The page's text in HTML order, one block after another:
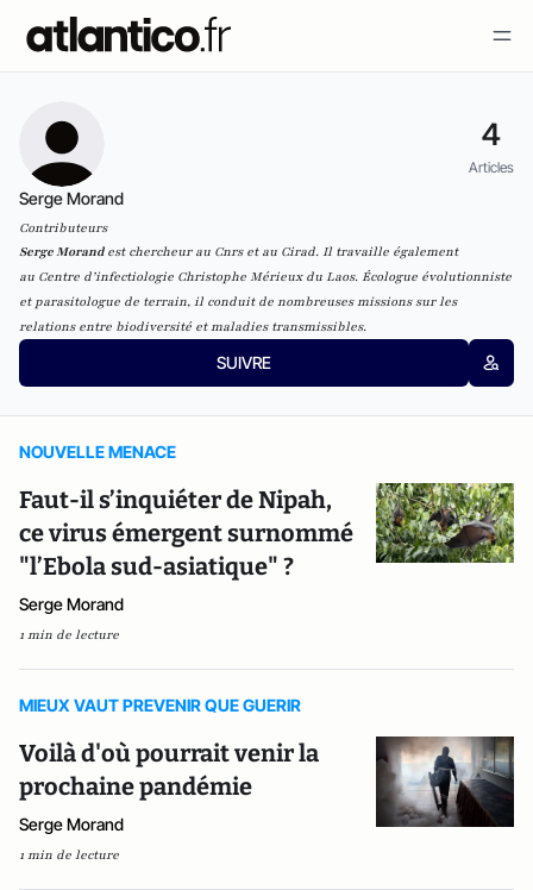
4
Articles
Serge Morand
Contributeurs
Serge Morandest chercheur au Cnrs et au Cirad. Il travaille également
au Centre d’infectiologie Christophe Mérieux du Laos. Écologue évolutionniste
et parasitologue de terrain, il conduit de nombreuses missions sur les
relations entre biodiversité et maladies transmissibles.
SUIVRE
NOUVELLE MENACE
Faut-il s’inquiéter de Nipah,
ce virus émergent surnommé
"l’Ebola sud-asiatique" ?
Serge Morand
1 min de lecture
MIEUX VAUT PREVENIR QUE GUERIR
Voilà d'où pourrait venir la
prochaine pandémie
Serge Morand
1 min de lecture